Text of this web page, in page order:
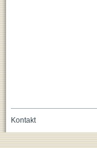
Kontakt